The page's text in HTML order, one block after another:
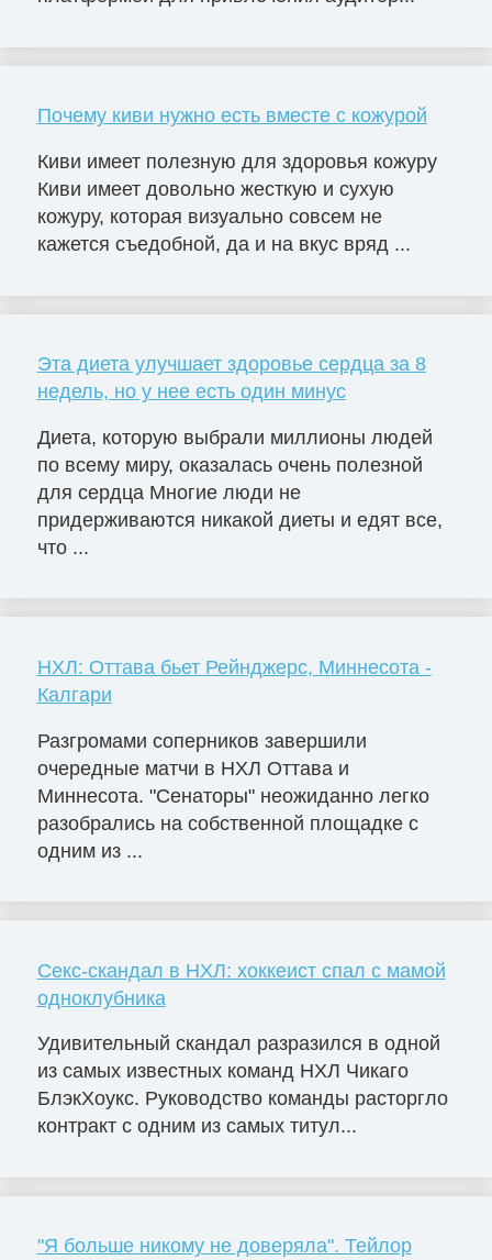
Почему киви нужно есть вместе с кожурой
Киви имеет полезную для здоровья кожуру
Киви имеет довольно жесткую и сухую
кожуру, которая визуально совсем не
кажется съедобной, да и на вкус вряд ...
Эта диета улучшает здоровье сердца за 8
недель, но у нее есть один минус
Диета, которую выбрали миллионы людей
по всему миру, оказалась очень полезной
для сердца Многие люди не
придерживаются никакой диеты и едят все,
что ...
НХЛ: Оттава бьет Рейнджерс, Миннесота -
Калгари
Разгромами соперников завершили
очередные матчи в НХЛ Оттава и
Миннесота. "Сенаторы" неожиданно легко
разобрались на собственной площадке с
одним из ...
Секс-скандал в НХЛ: хоккеист спал с мамой
одноклубника
Удивительный скандал разразился в одной
из самых известных команд НХЛ Чикаго
БлэкХоукс. Руководство команды расторгло
контракт с одним из самых титул...
"Я больше никому не доверяла". Тейлор